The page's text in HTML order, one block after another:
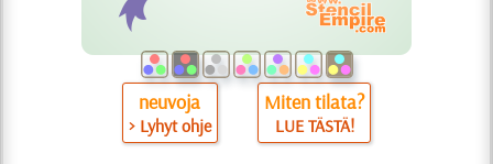
neuvoja
> Lyhyt ohje
Miten tilata?
LUE TÄSTÄ!